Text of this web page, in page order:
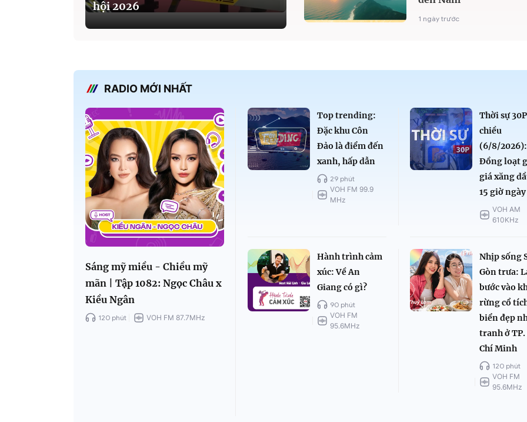
hội 2026
1 ngày trước
RADIO MỚI NHẤT
Sáng mỹ miều - Chiều mỹ
mãn | Tập 1082: Ngọc Châu x
Kiều Ngân
120 phút VOH FM 87.7MHz
Top trending:
Đặc khu Côn
Đảo là điểm đến
xanh, hấp dẫn
29 phút
VOH FM 99.9
MHz
Thời sự 30P
chiều
(6/8/2026):
Đồng loạt
giá xăng
15 giờ
VOH AM
610KHz
Hành trình cảm
xúc: Về An
Giang có gì?
90 phút
VOH FM
95.6MHz
Nhịp sống
Gòn trưa:
bước vào
rừng cổ
biển đẹp
tranh ở TP.
Chí Minh
120 phút
VOH FM
95.6MHz